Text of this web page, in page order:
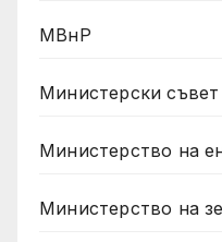
МВнР
Министерски съвет
Министерство на
Министерство на